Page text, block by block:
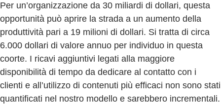
Per un’organizzazione da 30 miliardi di dollari, questa
opportunità può aprire la strada a un aumento della
produttività pari a 19 milioni di dollari. Si tratta di circa
6.000 dollari di valore annuo per individuo in questa
coorte. I ricavi aggiuntivi legati alla maggiore
disponibilità di tempo da dedicare al contatto con i
clienti e all’utilizzo di contenuti più efficaci non sono stati
quantificati nel nostro modello e sarebbero incrementali.